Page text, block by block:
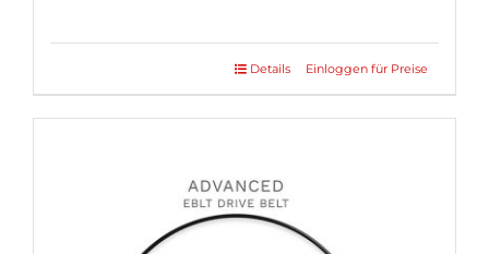
Produkt
Einloggen für Preise
Details